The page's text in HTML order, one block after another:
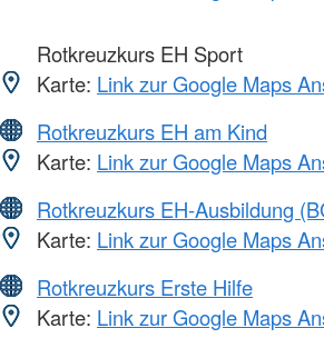
Rotkreuzkurs EH Sport
Karte: Link zur Google Maps
Rotkreuzkurs EH am Kind
Karte: Link zur Google Maps
Rotkreuzkurs EH-Ausbildung
Karte: Link zur Google Maps
Rotkreuzkurs Erste Hilfe
Karte: Link zur Google Maps